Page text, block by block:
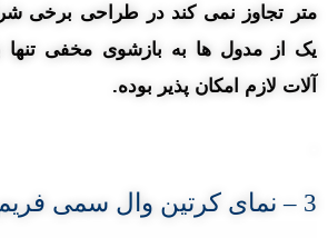
متر تجاوز نمی کند در طراحی برخی
یک از مدول ها به بازشوی مخفی تنها
آلات لازم امکان پذیر بوده.
3 – نمای کرتین وال سمی